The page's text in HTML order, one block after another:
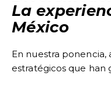
La
México
En nuestra
estratégicos que han